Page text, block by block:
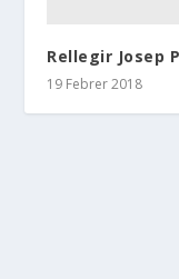
Rellegir Josep
19 Febrer 2018